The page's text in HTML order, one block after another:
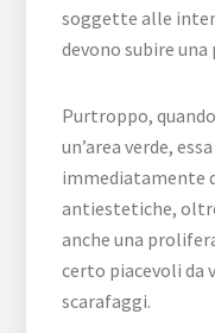
soggette alle
devono subire
Purtroppo,
un’area verde,
immediatamente
antiestetiche,
anche una
certo piacevoli da
scarafaggi.